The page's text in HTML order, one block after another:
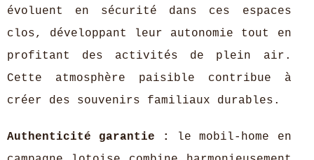
évoluent en sécurité dans ces espaces
clos, développant leur autonomie tout en
profitant des activités de plein air.
Cette atmosphère paisible contribue à
créer des souvenirs familiaux durables.
Authenticité garantie :
le mobil-home en